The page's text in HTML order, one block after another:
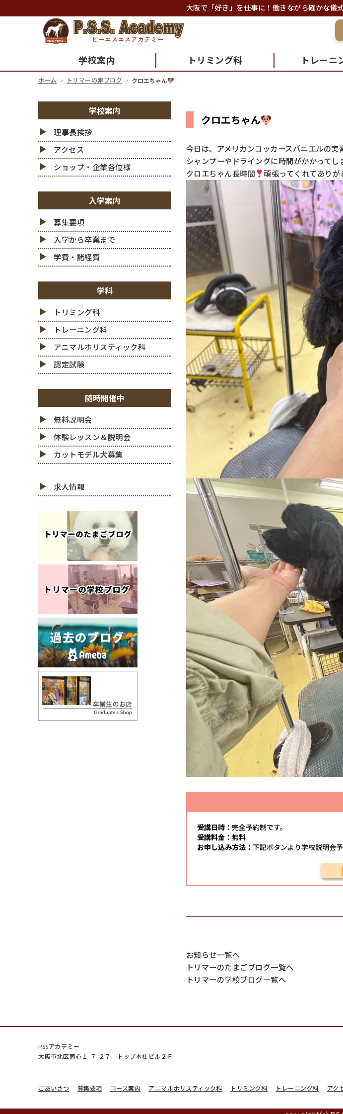
大阪で「好き」を仕事に！働きながら確かな儀
学校案内 トリミング科 トレーニ
ホーム トリマーの卵ブログ クロエちゃん
学校案内
理事長挨拶
アクセス
ショップ・企業各位様
入学案内
募集要項
入学から卒業まで
学費・諸経費
学科
トリミング科
トレーニング科
アニマルホリスティック科
認定試験
随時開催中
無料説明会
体験レッスン＆説明会
カットモデル犬募集
求人情報
クロエちゃん
今日は、アメリカンコッカースパニエルの実
シャンプーやドライングに時間がかかってし
クロエちゃん長時間
頑張ってくれてありが
受講日時： 完全予約制です。
受講料金： 無料
お申し込み方法： 下記ボタンより学校説明会
お知らせ一覧へ
トリマーのたまごブログ一覧へ
トリマーの学校ブログ一覧へ
PSSアカデミー
大阪市北区同心１-７-２７ トップ本社ビル２Ｆ
ごあいさつ 募集要項 コース案内 アニマルホリスティック科 トリミング科 トレーニング科 アク